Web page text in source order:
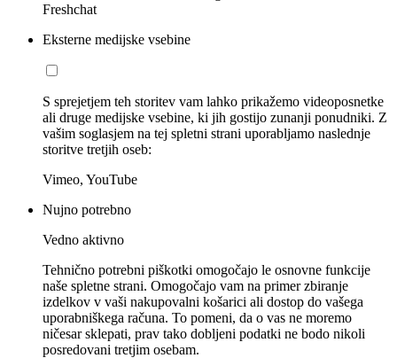
Freshchat
Eksterne medijske vsebine
S sprejetjem teh storitev vam lahko prikažemo videoposnetke
ali druge medijske vsebine, ki jih gostijo zunanji ponudniki. Z
vašim soglasjem na tej spletni strani uporabljamo naslednje
storitve tretjih oseb:
Vimeo, YouTube
Nujno potrebno
Vedno aktivno
Tehnično potrebni piškotki omogočajo le osnovne funkcije
naše spletne strani. Omogočajo vam na primer zbiranje
izdelkov v vaši nakupovalni košarici ali dostop do vašega
uporabniškega računa. To pomeni, da o vas ne moremo
ničesar sklepati, prav tako dobljeni podatki ne bodo nikoli
posredovani tretjim osebam.